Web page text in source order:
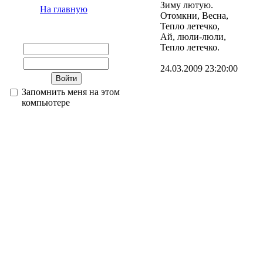
На главную
Запомнить меня на этом
компьютере
Зиму лютую.
Отомкни, Весна,
Тепло летечко,
Ай, люли-люли,
Тепло летечко.
24.03.2009 23:20:00